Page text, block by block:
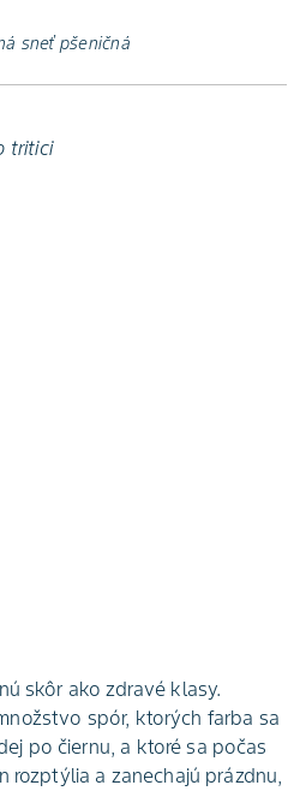
sneť pšeničná
tritici
skôr ako zdravé klasy.
spór, ktorých farba sa
po čiernu, a ktoré sa počas
a zanechajú prázdnu,